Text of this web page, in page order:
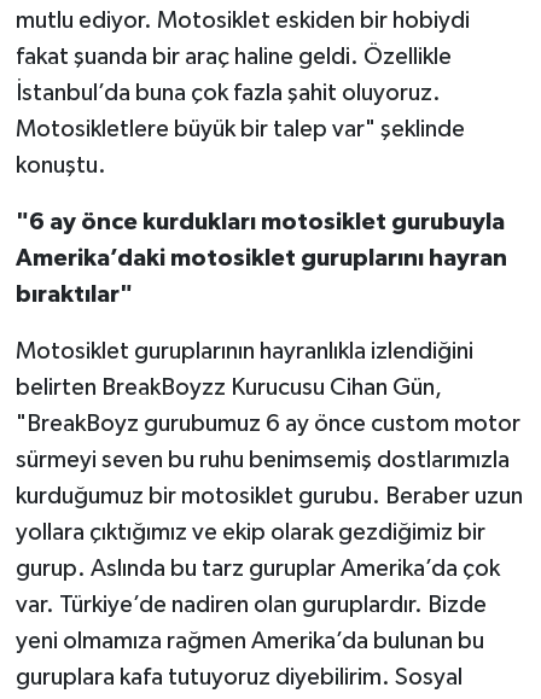
mutlu ediyor. Motosiklet eskiden bir hobiydi
fakat şuanda bir araç haline geldi. Özellikle
İstanbul’da buna çok fazla şahit oluyoruz.
Motosikletlere büyük bir talep var" şeklinde
konuştu.
"6 ay önce kurdukları motosiklet gurubuyla
Amerika’daki motosiklet guruplarını hayran
bıraktılar"
Motosiklet guruplarının hayranlıkla izlendiğini
belirten BreakBoyzz Kurucusu Cihan Gün,
"BreakBoyz gurubumuz 6 ay önce custom motor
sürmeyi seven bu ruhu benimsemiş dostlarımızla
kurduğumuz bir motosiklet gurubu. Beraber uzun
yollara çıktığımız ve ekip olarak gezdiğimiz bir
gurup. Aslında bu tarz guruplar Amerika’da çok
var. Türkiye’de nadiren olan guruplardır. Bizde
yeni olmamıza rağmen Amerika’da bulunan bu
guruplara kafa tutuyoruz diyebilirim. Sosyal